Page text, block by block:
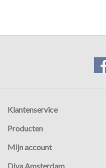
Klantenservice
Producten
Mijn account
Diva Amsterdam